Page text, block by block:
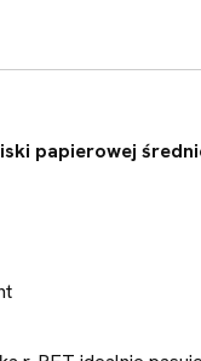
papierowej